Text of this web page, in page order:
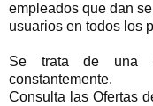
empleados que dan
usuarios en todos los
Se trata de una
constantemente.
Consulta las Ofertas